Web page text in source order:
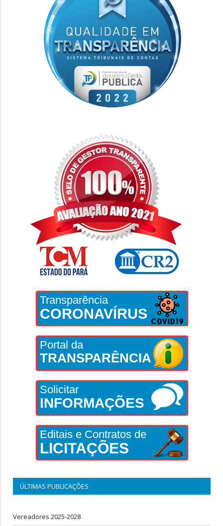
Transparência
CORONAVÍRUS
Portal da
TRANSPARÊNCIA
Solicitar
INFORMAÇÕES
Editais e Contratos de
LICITAÇÕES
ÚLTIMAS PUBLICAÇÕES
Vereadores 2025-2028